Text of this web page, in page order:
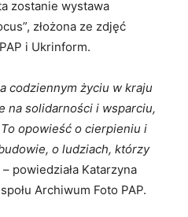
zostanie wystawa
złożona ze zdjęć
i Ukrinform.
codziennym życiu w kraju
na solidarności i wsparciu,
To opowieść o cierpieniu i
o ludziach, którzy
– powiedziała Katarzyna
Archiwum Foto PAP.